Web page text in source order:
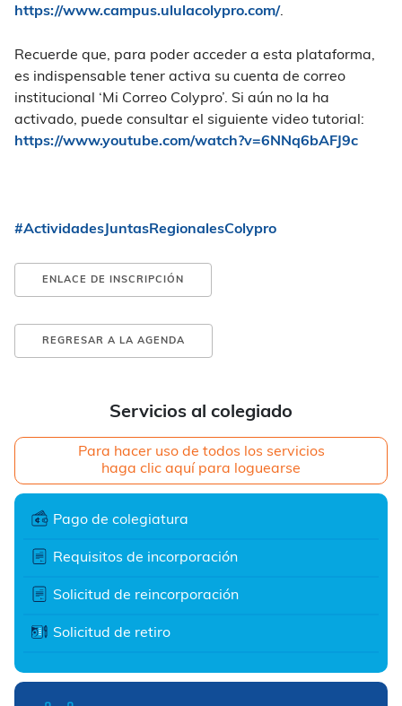
Servicios al colegiado
Para hacer uso de todos los servicios
haga clic aquí para loguearse
Pago de colegiatura
Requisitos de incorporación
Solicitud de reincorporación
Solicitud de retiro
https://www.campus.ululacolypro.com/.
Recuerde que, para poder acceder a esta plataforma,
es indispensable tener activa su cuenta de correo
institucional ‘Mi Correo Colypro’. Si aún no la ha
activado, puede consultar el siguiente video tutorial:
https://www.youtube.com/watch?v=6NNq6bAFJ9c
#ActividadesJuntasRegionalesColypro
ENLACE DE INSCRIPCIÓN
REGRESAR A LA AGENDA